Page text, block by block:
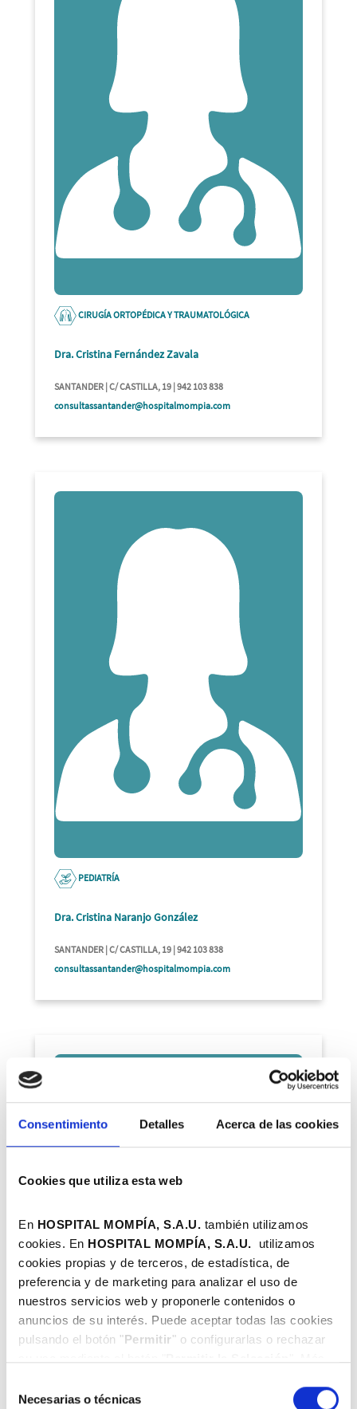
Consentimiento Detalles Acerca de las cookies
Cookies que utiliza esta web
En HOSPITAL MOMPÍA, S.A.U. también utilizamos
cookies. En HOSPITAL MOMPÍA, S.A.U. utilizamos
cookies propias y de terceros, de estadística, de
preferencia y de marketing para analizar el uso de
nuestros servicios web y proponerle contenidos o
anuncios de su interés. Puede aceptar todas las cookies
pulsando el botón "Permitir" o configurarlas o rechazar
Necesarias o técnicas
CIRUGÍA ORTOPÉDICA Y TRAUMATOLÓGICA
Dra. Cristina Fernández Zavala
SANTANDER | C/ CASTILLA, 19 | 942 103 838
consultassantander@hospitalmompia.com
PEDIATRÍA
Dra. Cristina Naranjo González
SANTANDER | C/ CASTILLA, 19 | 942 103 838
consultassantander@hospitalmompia.com